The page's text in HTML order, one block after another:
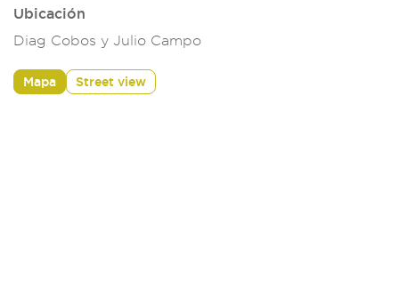
Ubicación
Diag Cobos y Julio Campo
Mapa Street view